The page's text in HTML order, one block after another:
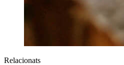
Relacionats